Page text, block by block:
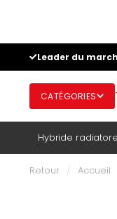
Leader du
CATÉGORIES
Hybride
Retour / Accueil